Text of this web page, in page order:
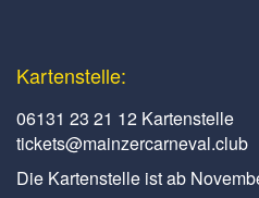
Kartenstelle:
06131 23 21 12 Kartenstelle
tickets@mainzercarneval.club
Die Kartenstelle ist ab